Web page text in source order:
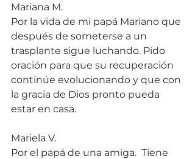
Mariana M.
Por la vida de mi papá Mariano que
después de someterse a un
trasplante sigue luchando. Pido
oración para que su recuperación
continúe evolucionando y que con
la gracia de Dios pronto pueda
estar en casa.
Mariela V.
Por el papá de una amiga.  Tiene